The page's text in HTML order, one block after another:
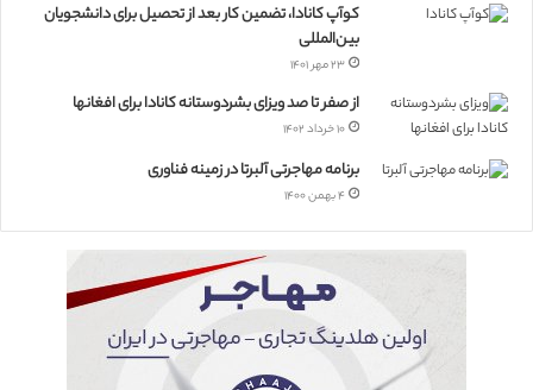
کوآپ کانادا، تضمین کار بعد از تحصیل برای دانشجویان
بین‌المللی
۲۳ مهر ۱۴۰۱
از صفر تا صد ویزای بشردوستانه کانادا برای افغانها
۱۰ خرداد ۱۴۰۲
برنامه مهاجرتی آلبرتا در زمینه فناوری
۴ بهمن ۱۴۰۰